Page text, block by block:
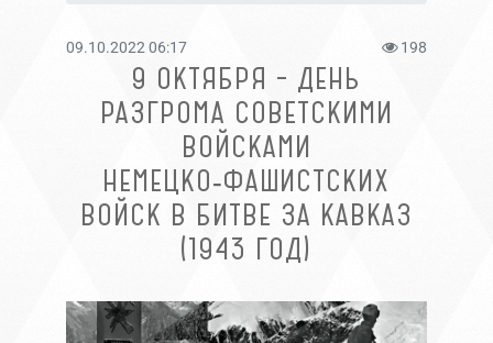
09.10.2022 06:17 198
9 ОКТЯБРЯ – ДЕНЬ
РАЗГРОМА СОВЕТСКИМИ
ВОЙСКАМИ
НЕМЕЦКО‑ФАШИСТСКИХ
ВОЙСК В БИТВЕ ЗА КАВКАЗ
(1943 ГОД)